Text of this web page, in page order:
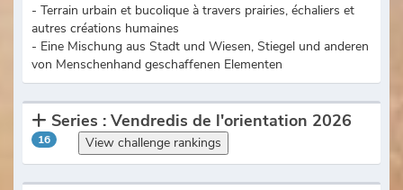
- Terrain urbain et bucolique à travers prairies, échaliers et
autres créations humaines
- Eine Mischung aus Stadt und Wiesen, Stiegel und anderen
von Menschenhand geschaffenen Elementen
Series : Vendredis de l'orientation 2026
16 View challenge rankings